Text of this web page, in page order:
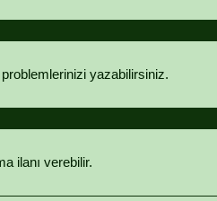
yazabilirsiniz.
ilanı verebilir.